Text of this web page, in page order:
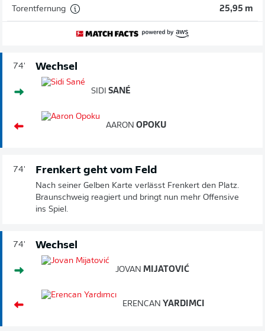
Torentfernung 25,95 m
74' Wechsel
SIDI SANÉ
AARON OPOKU
74' Frenkert geht vom Feld
Nach seiner Gelben Karte verlässt Frenkert den Platz.
Braunschweig reagiert und bringt nun mehr Offensive
ins Spiel.
74' Wechsel
JOVAN MIJATOVIĆ
ERENCAN YARDIMCI